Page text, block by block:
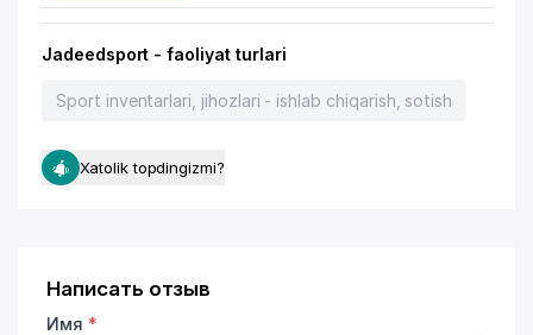
Jadeedsport - faoliyat turlari
Sport inventarlari, jihozlari - ishlab chiqarish, sotish
Xatolik topdingizmi?
Написать отзыв
Имя *